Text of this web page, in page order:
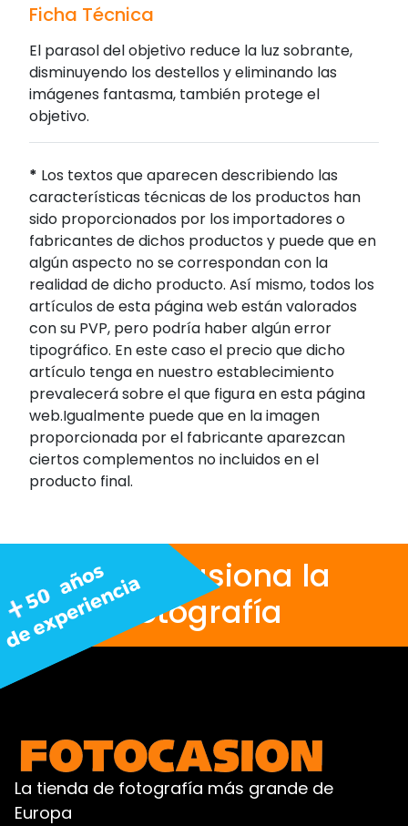
Ficha Técnica
El parasol del objetivo reduce la luz sobrante,
disminuyendo los destellos y eliminando las
imágenes fantasma, también protege el
objetivo.
* Los textos que aparecen describiendo las
características técnicas de los productos han
sido proporcionados por los importadores o
fabricantes de dichos productos y puede que en
algún aspecto no se correspondan con la
realidad de dicho producto. Así mismo, todos los
artículos de esta página web están valorados
con su PVP, pero podría haber algún error
tipográfico. En este caso el precio que dicho
artículo tenga en nuestro establecimiento
prevalecerá sobre el que figura en esta página
web.Igualmente puede que en la imagen
proporcionada por el fabricante aparezcan
ciertos complementos no incluidos en el
producto final.
Nos apasiona la
fotografía
La tienda de fotografía más grande de
Europa